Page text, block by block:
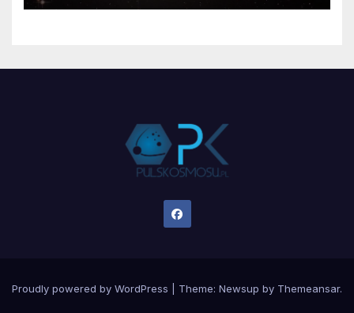
Proudly powered by WordPress Theme: Newsup by Themeansar.